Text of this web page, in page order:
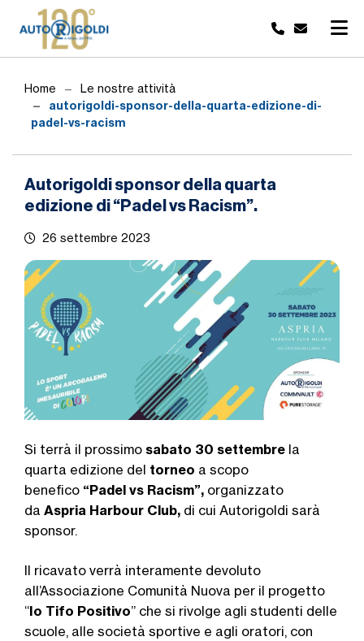
Home Le nostre attività
autorigoldi-sponsor-della-quarta-edizione-di-
padel-vs-racism
Autorigoldi sponsor della quarta
edizione di “Padel vs Racism”.
26 settembre 2023
Si terrà il prossimo sabato 30 settembre la
quarta edizione del torneo a scopo
benefico “Padel vs Racism”, organizzato
da Aspria Harbour Club, di cui Autorigoldi sarà
sponsor.
Il ricavato verrà interamente devoluto
all’Associazione Comunità Nuova per il progetto
“Io Tifo Positivo” che si rivolge agli studenti delle
scuole, alle società sportive e agli oratori, con